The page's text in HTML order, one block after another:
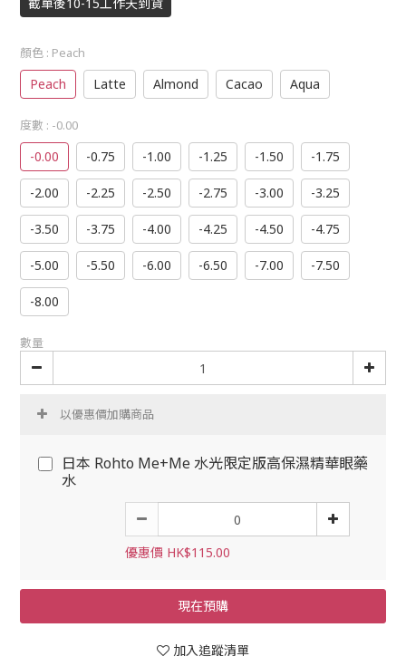
顏色 : Peach
Peach Latte Almond Cacao Aqua
度數 : -0.00
-0.00 -0.75 -1.00 -1.25 -1.50 -1.75
-2.00 -2.25 -2.50 -2.75 -3.00 -3.25
-3.50 -3.75 -4.00 -4.25 -4.50 -4.75
-5.00 -5.50 -6.00 -6.50 -7.00 -7.50
-8.00
數量
以優惠價加購商品
日本 Rohto Me+Me 水光限定版高保濕精華眼藥
水
優惠價 HK$115.00
現在預購
加入追蹤清單